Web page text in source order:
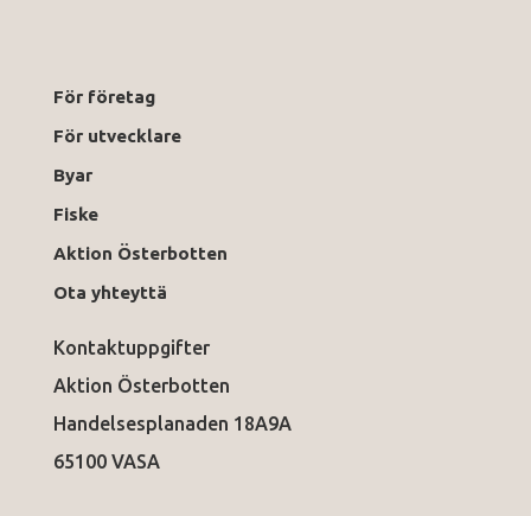
För företag
För utvecklare
Byar
Fiske
Aktion Österbotten
Ota yhteyttä
Kontaktuppgifter
Aktion Österbotten
Handelsesplanaden 18A9A
65100 VASA